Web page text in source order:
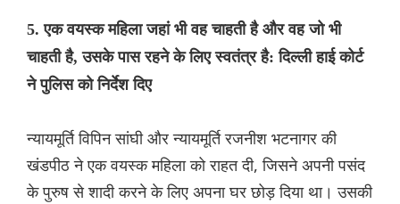
5. एक वयस्क महिला जहां भी वह चाहती है और वह जो भी
चाहती है, उसके पास रहने के लिए स्वतंत्र है: दिल्ली हाई कोर्ट
ने पुलिस को निर्देश दिए
न्यायमूर्ति विपिन सांघी और न्यायमूर्ति रजनीश भटनागर की
खंडपीठ ने एक वयस्क महिला को राहत दी, जिसने अपनी पसंद
के पुरुष से शादी करने के लिए अपना घर छोड़ दिया था। उसकी